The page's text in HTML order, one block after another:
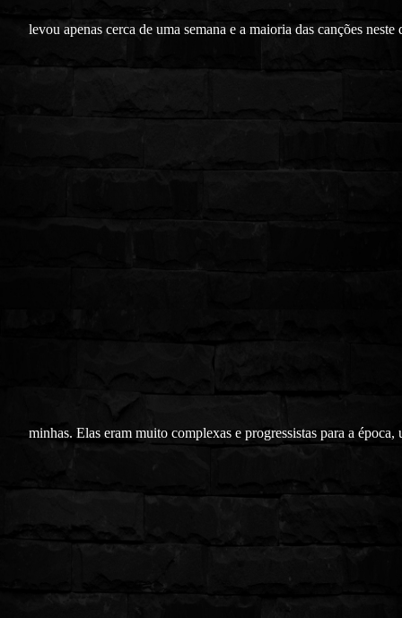
levou apenas cerca de uma semana e a maioria das canções neste
minhas. Elas eram muito complexas e progressistas para a época,